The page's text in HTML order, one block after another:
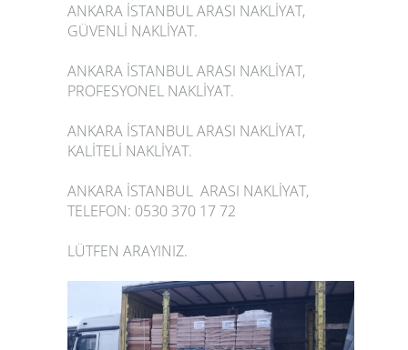
ANKARA İSTANBUL ARASI NAKLİYAT,
GÜVENLİ NAKLİYAT.
ANKARA İSTANBUL ARASI NAKLİYAT,
PROFESYONEL NAKLİYAT.
ANKARA İSTANBUL ARASI NAKLİYAT,
KALİTELİ NAKLİYAT.
ANKARA İSTANBUL ARASI NAKLİYAT,
TELEFON: 0530 370 17 72
LÜTFEN ARAYINIZ.